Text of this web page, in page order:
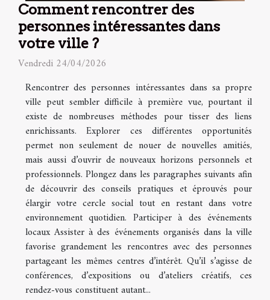
Comment rencontrer des
personnes intéressantes dans
votre ville ?
Vendredi 24/04/2026
Rencontrer des personnes intéressantes dans sa propre
ville peut sembler difficile à première vue, pourtant il
existe de nombreuses méthodes pour tisser des liens
enrichissants. Explorer ces différentes opportunités
permet non seulement de nouer de nouvelles amitiés,
mais aussi d’ouvrir de nouveaux horizons personnels et
professionnels. Plongez dans les paragraphes suivants afin
de découvrir des conseils pratiques et éprouvés pour
élargir votre cercle social tout en restant dans votre
environnement quotidien. Participer à des événements
locaux Assister à des événements organisés dans la ville
favorise grandement les rencontres avec des personnes
partageant les mêmes centres d’intérêt. Qu’il s’agisse de
conférences, d’expositions ou d’ateliers créatifs, ces
rendez-vous constituent autant...